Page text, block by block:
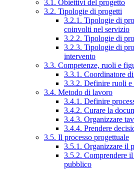
3.1. Obiettivi del progetto
3.2. Tipologie di progetti
3.2.1. Tipologie di
coinvolti nel servizio
3.2.2. Tipologie di
3.2.3. Tipologie di
intervento
3.3. Competenze, ruoli e
3.3.1. Coordinatore
3.3.2. Definire ruoli e
3.4. Metodo di lavoro
3.4.1. Definire
3.4.2. Curare la
3.4.3. Organizzare
3.4.4. Prendere
3.5. Il processo progettuale
3.5.1. Organizzare il
3.5.2. Comprendere
pubblico